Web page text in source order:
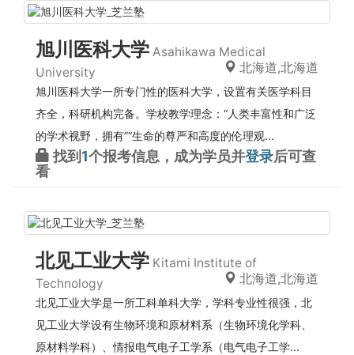
旭川医科大学 Asahikawa Medical
University
北海道,北海道
旭川医科大学一所专门性的医科大学，设置有关医学科目
齐全，科研机构完备。学校教学理念：“人类丰富性和广泛
的学术视野，拥有”“生命的尊严和高度的伦理观...
找到 1个报考信息，成为学员并登录后可查
看
北见工业大学 Kitami Institute of
Technology
北海道,北海道
北见工业大学是一所工科单科大学，学科专业性很强，北
见工业大学设有生物环境和原材料系（生物环境化学科、
原材料学科）、情报电气电子工学系（电气电子工学...